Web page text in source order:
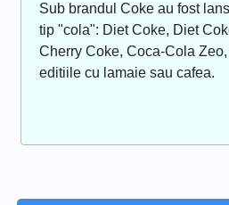
Sub brandul Coke au fost
tip "cola": Diet Coke, Diet
Cherry Coke, Coca-Cola
editiile cu lamaie sau cafea.